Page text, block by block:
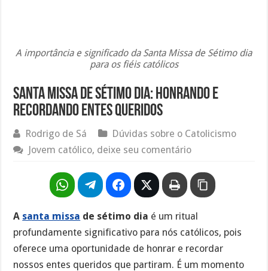
A importância e significado da Santa Missa de Sétimo dia
para os fiéis católicos
Santa missa de sétimo dia: honrando e
recordando entes queridos
Rodrigo de Sá
Dúvidas sobre o Catolicismo
Jovem católico, deixe seu comentário
A santa missa de sétimo dia é um ritual
profundamente significativo para nós católicos, pois
oferece uma oportunidade de honrar e recordar
nossos entes queridos que partiram. É um momento